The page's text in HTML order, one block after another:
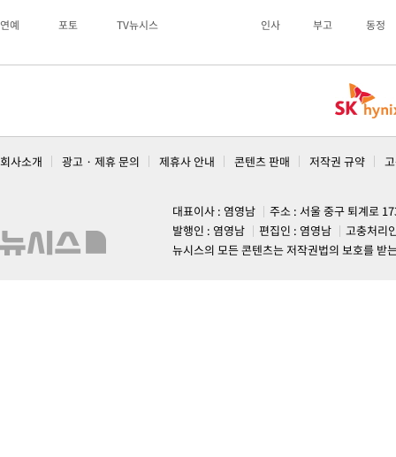
연예 포토 TV뉴시스 인사 부고 동정
회사소개 광고 · 제휴 문의 제휴사 안내 콘텐츠 판매 저작권 규약
대표이사 : 염영남
주소 : 서울 중구 퇴계로
발행인 : 염영남
편집인 : 염영남
고충처리
뉴시스의 모든 콘텐츠는 저작권법의 보호를